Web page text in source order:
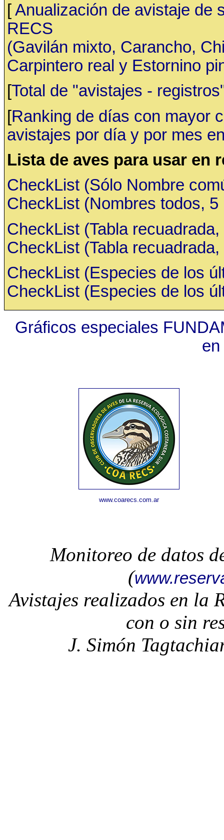
[Anualización de avistaje de
RECS
(Gavilán mixto, Carancho,
Carpintero real y Estornino
[Total de "avistajes -
[Ranking de días con mayor
avistajes por día y por mes
Lista de aves para usar en
CheckList (Sólo Nombre
CheckList (Nombres todos,
CheckList (Tabla
CheckList (Tabla
CheckList (Especies de los
CheckList (Especies de los
Gráficos especiales
www.coarecs.com.ar
Monitoreo de datos
(
Avistajes realizados en la
con o sin
J. Simón